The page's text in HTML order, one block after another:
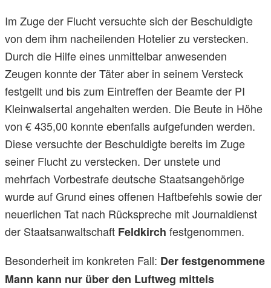
Im Zuge der Flucht versuchte sich der Beschuldigte
von dem ihm nacheilenden Hotelier zu verstecken.
Durch die Hilfe eines unmittelbar anwesenden
Zeugen konnte der Täter aber in seinem Versteck
festgellt und bis zum Eintreffen der Beamte der PI
Kleinwalsertal angehalten werden. Die Beute in Höhe
von € 435,00 konnte ebenfalls aufgefunden werden.
Diese versuchte der Beschuldigte bereits im Zuge
seiner Flucht zu verstecken. Der unstete und
mehrfach Vorbestrafe deutsche Staatsangehörige
wurde auf Grund eines offenen Haftbefehls sowie der
neuerlichen Tat nach Rückspreche mit Journaldienst
der Staatsanwaltschaft Feldkirch festgenommen.
Besonderheit im konkreten Fall: Der festgenommene
Mann kann nur über den Luftweg mittels